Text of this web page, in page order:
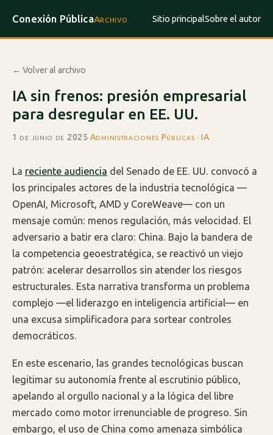
Conexión PúblicaArchivo Sitio principalSobre el autor
← Volver al archivo
IA sin frenos: presión empresarial
para desregular en EE. UU.
1 de junio de 2025·Administraciones Públicas · IA
La reciente audiencia del Senado de EE. UU. convocó a
los principales actores de la industria tecnológica —
OpenAI, Microsoft, AMD y CoreWeave— con un
mensaje común: menos regulación, más velocidad. El
adversario a batir era claro: China. Bajo la bandera de
la competencia geoestratégica, se reactivó un viejo
patrón: acelerar desarrollos sin atender los riesgos
estructurales. Esta narrativa transforma un problema
complejo —el liderazgo en inteligencia artificial— en
una excusa simplificadora para sortear controles
democráticos.
En este escenario, las grandes tecnológicas buscan
legitimar su autonomía frente al escrutinio público,
apelando al orgullo nacional y a la lógica del libre
mercado como motor irrenunciable de progreso. Sin
embargo, el uso de China como amenaza simbólica